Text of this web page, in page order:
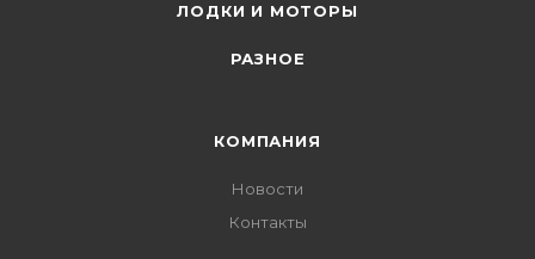
ЛОДКИ И МОТОРЫ
РАЗНОЕ
КОМПАНИЯ
Новости
Контакты